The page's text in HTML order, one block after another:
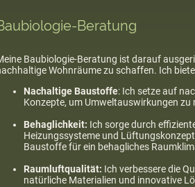
Beratung
Baubiologie-Beratung ist darauf
Wohnräume zu schaffen. Ich
Nachaltige Baustoffe: Ich setze auf
Konzepte, um
Behaglichkeit: Ich sorge durch
Heizungssysteme und
Baustoffe für ein
Raumluftqualität: Ich verbessere die
natürliche Materialien und